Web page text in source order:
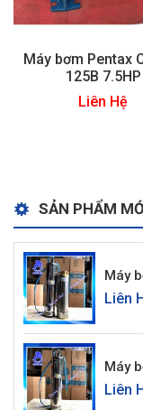
Máy bơm Pentax
125B 7.5HP
Liên Hệ
SẢN PHẨM
Máy
Liên
Máy
Liên